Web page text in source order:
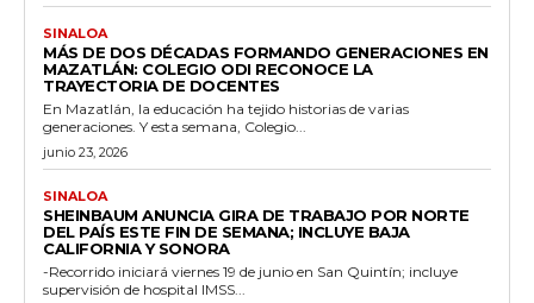
SINALOA
MÁS DE DOS DÉCADAS FORMANDO GENERACIONES EN
MAZATLÁN: COLEGIO ODI RECONOCE LA
TRAYECTORIA DE DOCENTES
En Mazatlán, la educación ha tejido historias de varias
generaciones. Y esta semana, Colegio...
junio 23, 2026
SINALOA
SHEINBAUM ANUNCIA GIRA DE TRABAJO POR NORTE
DEL PAÍS ESTE FIN DE SEMANA; INCLUYE BAJA
CALIFORNIA Y SONORA
-Recorrido iniciará viernes 19 de junio en San Quintín; incluye
supervisión de hospital IMSS...